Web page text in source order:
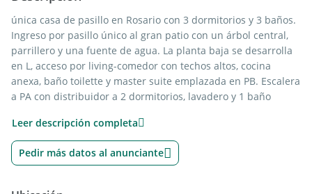
única casa de pasillo en Rosario con 3 dormitorios y 3 baños.
Ingreso por pasillo único al gran patio con un árbol central,
parrillero y una fuente de agua. La planta baja se desarrolla
en L, acceso por living-comedor con techos altos, cocina
anexa, baño toilette y master suite emplazada en PB. Escalera
a PA con distribuidor a 2 dormitorios, lavadero y 1 baño
aberturas de aluminio con DVH, caldera para agua caliente y
calefacción por radiadores, preinstalación para A/A, tanque
de agua en altura, parrillero con tiraje y bacha exterior.
heladera y lavavajillas, bacha de acero inoxidable doble,
Leer descripción completa
Pedir más datos al anunciante